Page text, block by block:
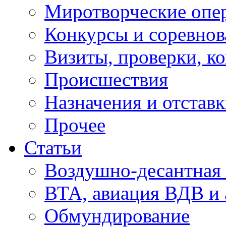
Миротворческие
Конкурсы и
Визиты, проверки,
Происшествия
Назначения и
Прочее
Статьи
Воздушно-десантная
ВТА, авиация ВДВ и
Обмундирование